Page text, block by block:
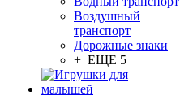
Воздушный
транспорт
Дорожные знаки
+ ЕЩЕ 5